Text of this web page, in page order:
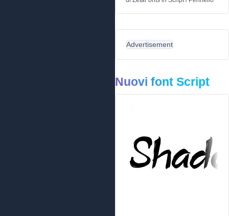
Advertisement
Nuovi font Script